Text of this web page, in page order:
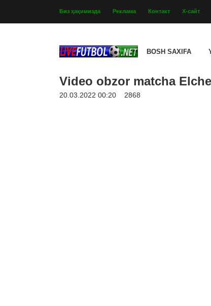
Биз ҳақимизда Реклама Контакт Х-сайт
BOSH SAXIFA
Video obzor matcha
20.03.2022 00:20 2868